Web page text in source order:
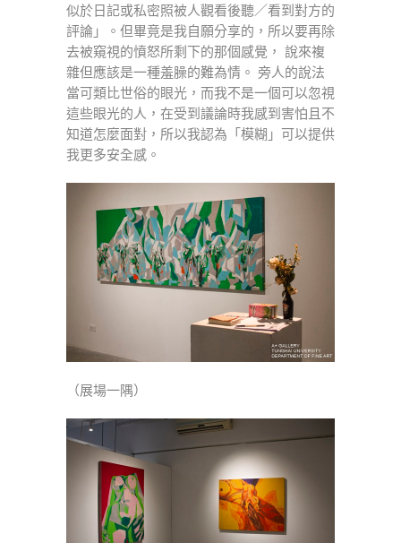
似於日記或私密照被人觀看後聽／看到對方的
評論」。但畢竟是我自願分享的，所以要再除
去被窺視的憤怒所剩下的那個感覺， 說來複
雜但應該是一種羞臊的難為情。 旁人的說法
當可類比世俗的眼光，而我不是一個可以忽視
這些眼光的人，在受到議論時我感到害怕且不
知道怎麼面對，所以我認為「模糊」可以提供
我更多安全感。
（展場一隅）